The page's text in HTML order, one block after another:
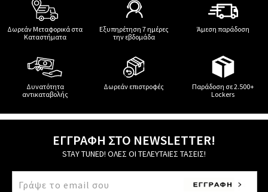
Δωρεάν Μεταφορικά στα
Καταστήματα
Εξυπηρέτηση 7 ημέρες
την εβδομάδα
Άμεση παράδοση
Δυνατότητα
αντικαταβολής
Δωρεάν επιστροφές
Παράδοση σε 2.500+
Lockers
ΕΓΓΡΑΦΗ ΣΤΟ NEWSLETTER!
STAY TUNED! ΟΛΕΣ ΟΙ ΤΕΛΕΥΤΑΙΕΣ ΤΑΣΕΙΣ!